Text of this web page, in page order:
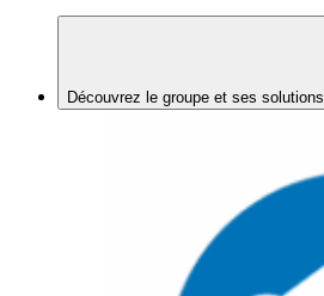
Découvrez le groupe et ses solutions